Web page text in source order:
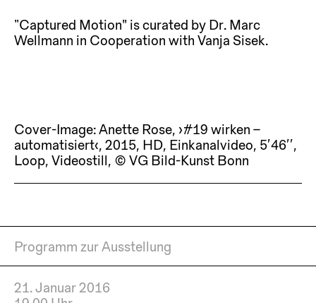
“Captured Motion” is curated by Dr. Marc
Wellmann in Cooperation with Vanja Sisek.
Cover-Image: Anette Rose, ›#19 wirken –
automatisiert‹, 2015, HD, Einkanalvideo, 5’46’’,
Loop, Videostill, © VG Bild-Kunst Bonn
Programm zur Ausstellung
21. Januar 2016